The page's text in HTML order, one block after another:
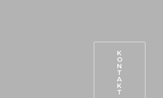
K
O
N
T
A
K
T